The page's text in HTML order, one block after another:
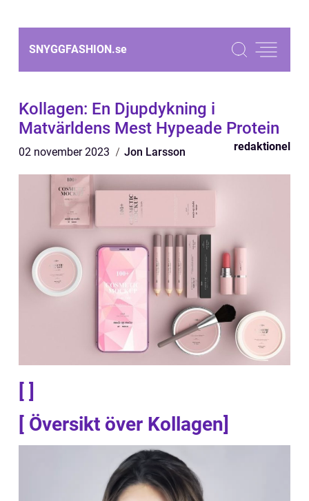
SNYGGFASHION.se
Kollagen: En Djupdykning i
Matvärldens Mest Hypeade Protein
02 november 2023 Jon Larsson redaktionel
[ ]
[ Översikt över Kollagen]